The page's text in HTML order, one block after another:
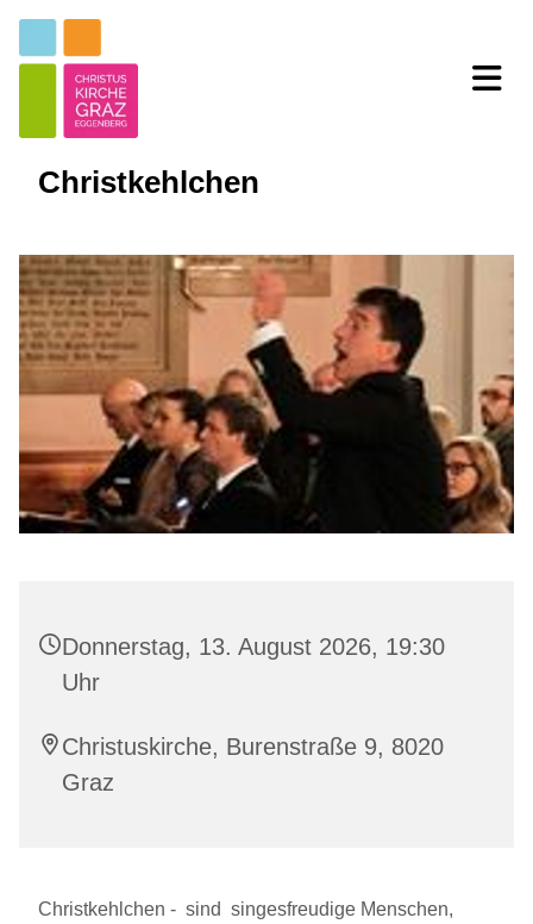
Christkehlchen
Donnerstag, 13. August 2026, 19:30
Uhr
Christuskirche, Burenstraße 9, 8020
Graz
Christkehlchen - sind singesfreudige Menschen,